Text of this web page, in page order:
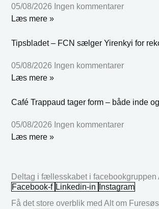
05/08/2026 Ingen kommentarer
Læs mere »
Tipsbladet – FCN sælger Yirenkyi for
05/08/2026 Ingen kommentarer
Læs mere »
Café Trappaud tager form – både inde
05/08/2026 Ingen kommentarer
Læs mere »
Deltag i fællesskabet i
Facebook-f Linkedin-in
Instagram
Få det store overblik med Alt om